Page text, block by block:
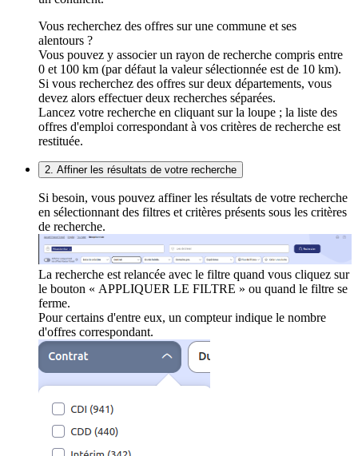
Vous recherchez des offres sur une commune et ses
alentours ?
Vous pouvez y associer un rayon de recherche compris entre
0 et 100 km (par défaut la valeur sélectionnée est de 10 km).
Si vous recherchez des offres sur deux départements, vous
devez alors effectuer deux recherches séparées.
Lancez votre recherche en cliquant sur la loupe ; la liste des
offres d'emploi correspondant à vos critères de recherche est
restituée.
2. Affiner les résultats de votre recherche
Si besoin, vous pouvez affiner les résultats de votre recherche
en sélectionnant des filtres et critères présents sous les critères
de recherche.
La recherche est relancée avec le filtre quand vous cliquez sur
le bouton « APPLIQUER LE FILTRE » ou quand le filtre se
ferme.
Pour certains d'entre eux, un compteur indique le nombre
d'offres correspondant.